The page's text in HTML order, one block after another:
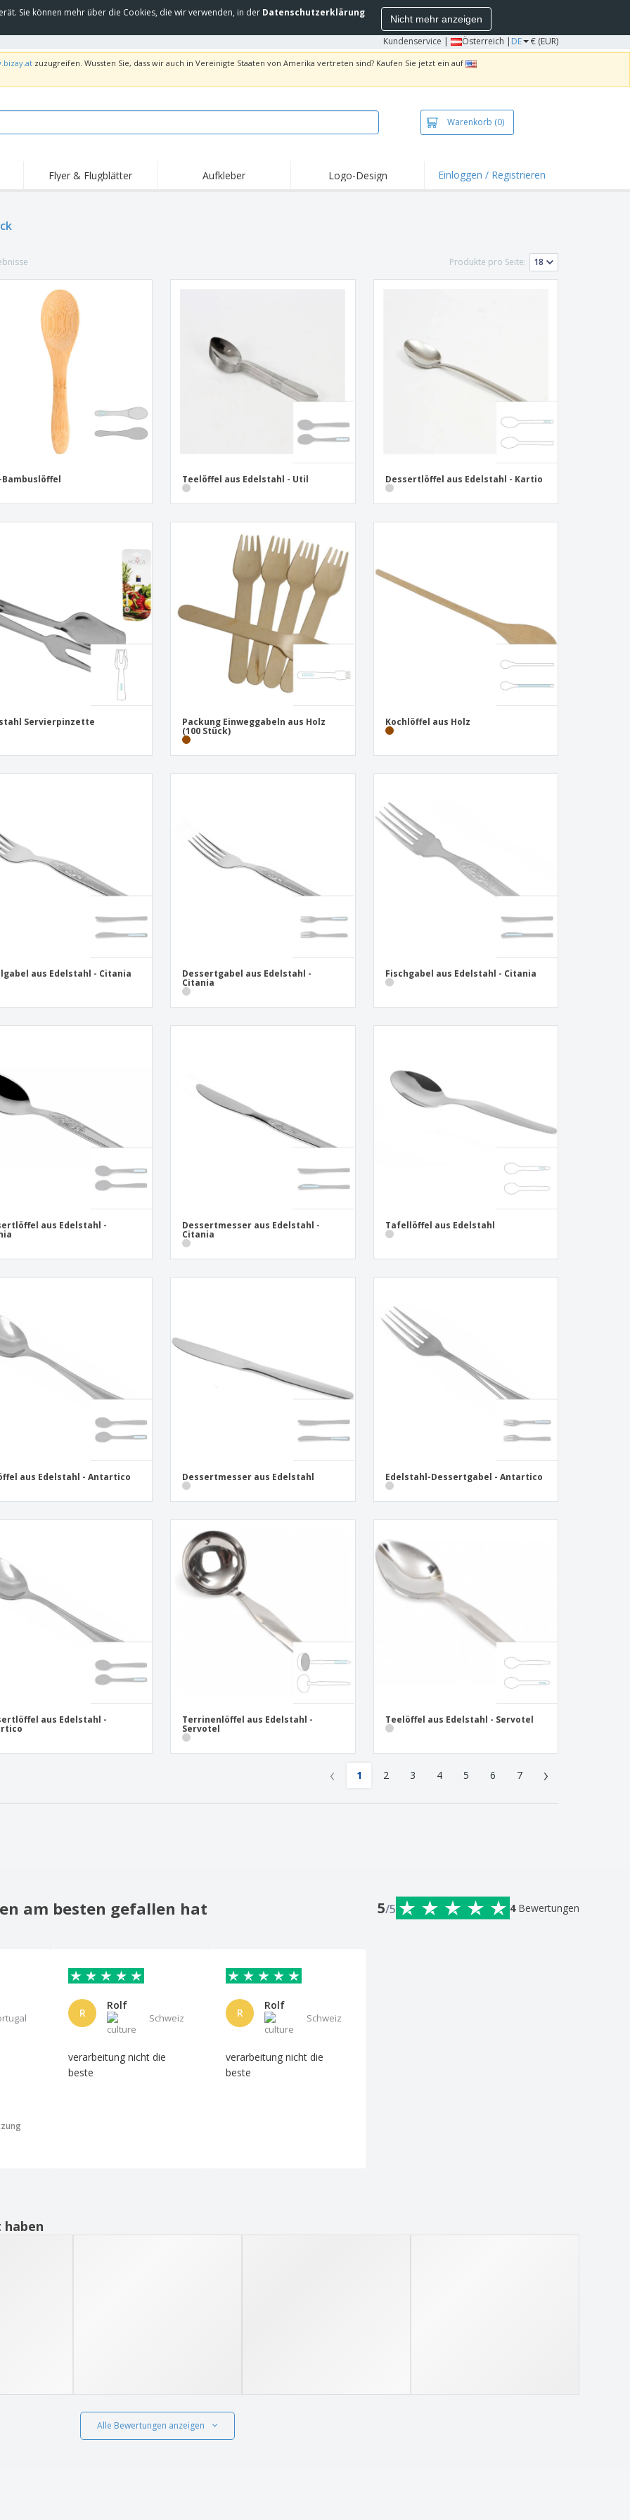
Sie können mehr über die Cookies, die wir verwenden, in der Datenschutzerklärung
Nicht mehr anzeigen
Kundenservice | Österreich | DE € (EUR)
zuzugreifen. Wussten Sie, dass wir auch in Vereinigte Staaten von Amerika vertreten sind? Kaufen Sie jetzt ein auf
Warenkorb (0)
Flyer & Flugblätter Aufkleber Logo-Design Einloggen / Registrieren
Produkte pro Seite:
Teelöffel aus Edelstahl - Util Dessertlöffel aus Edelstahl - Kartio
Servierpinzette Packung Einweggabeln aus Holz
(100 Stück)
Kochlöffel aus Holz
aus Edelstahl - Citania Dessertgabel aus Edelstahl -
Citania
Fischgabel aus Edelstahl - Citania
aus Edelstahl - Dessertmesser aus Edelstahl -
Citania
Tafellöffel aus Edelstahl
aus Edelstahl - Antartico Dessertmesser aus Edelstahl Edelstahl-Dessertgabel - Antartico
aus Edelstahl - Terrinenlöffel aus Edelstahl -
Servotel
Teelöffel aus Edelstahl - Servotel
‹ 1 2 3 4 5 6 7 ›
am besten gefallen hat 5/5 4 Bewertungen
R
Rolf
Schweiz
verarbeitung nicht die
beste
R
Rolf
Schweiz
verarbeitung nicht die
beste
haben
Alle Bewertungen anzeigen